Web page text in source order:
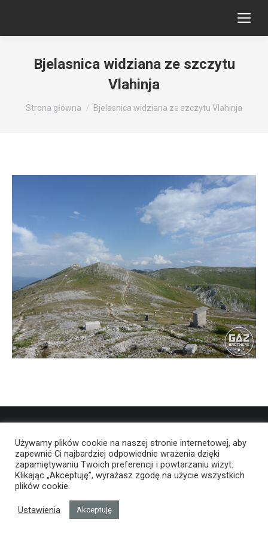
Bjelasnica widziana ze szczytu
Vlahinja
Jesteś tutaj:
Strona główna Bjelasnica widziana ze szczytu Vlahinja
Używamy plików cookie na naszej stronie internetowej, aby
zapewnić Ci najbardziej odpowiednie wrażenia dzięki
zapamiętywaniu Twoich preferencji i powtarzaniu wizyt.
Klikając „Akceptuję”, wyrażasz zgodę na użycie wszystkich
plików cookie.
Ustawienia Akceptuję